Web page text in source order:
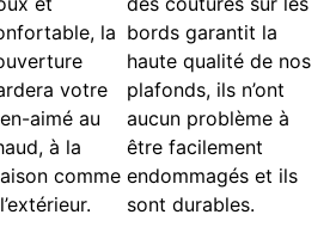
la
votre
aimé au
à la
comme
bords garantit la
haute qualité de nos
plafonds, ils n’ont
aucun problème à
être facilement
endommagés et ils
sont durables.